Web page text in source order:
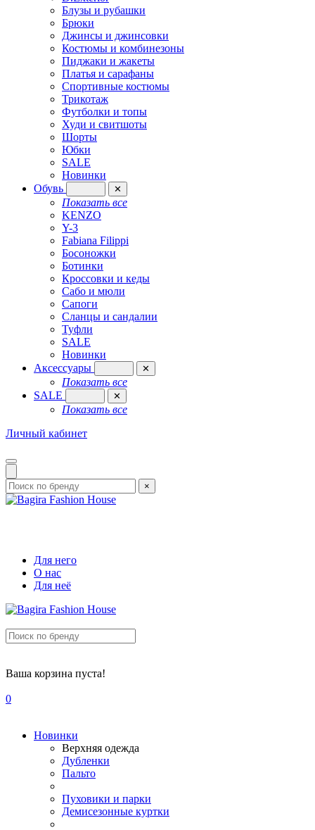
Блузы и рубашки
Брюки
Джинсы и джинсовки
Костюмы и комбинезоны
Пиджаки и жакеты
Платья и сарафаны
Спортивные костюмы
Трикотаж
Футболки и топы
Худи и свитшоты
Шорты
Юбки
SALE
Новинки
Обувь
✕
Показать все
KENZO
Y-3
Fabiana Filippi
Босоножки
Ботинки
Кроссовки и кеды
Сабо и мюли
Сапоги
Сланцы и сандалии
Туфли
SALE
Новинки
Аксессуары
✕
Показать все
SALE
✕
Показать все
Личный кабинет
×
Для него
О нас
Для неё
Ваша корзина пуста!
0
Новинки
Верхняя одежда
Дубленки
Пальто
Пуховики и парки
Демисезонные куртки